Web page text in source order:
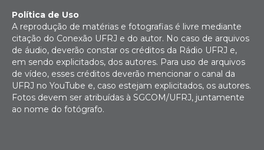
Política de Uso
A reprodução de matérias e fotografias é livre mediante
citação do Conexão UFRJ e do autor. No caso de arquivos
de áudio, deverão constar os créditos da Rádio UFRJ e,
em sendo explicitados, dos autores. Para uso de arquivos
de vídeo, esses créditos deverão mencionar o canal da
UFRJ no YouTube e, caso estejam explicitados, os autores.
Fotos devem ser atribuídas à SGCOM/UFRJ, juntamente
ao nome do fotógrafo.